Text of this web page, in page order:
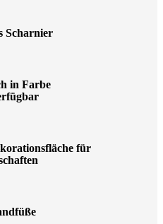
Scharnier
in Farbe
für